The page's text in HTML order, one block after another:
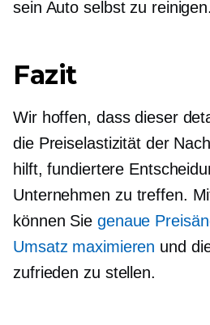
sein Auto selbst zu reinigen.
Fazit
Wir hoffen, dass dieser
die Preiselastizität der
hilft, fundiertere
Unternehmen zu treffen.
können Sie genaue
Umsatz maximieren und
zufrieden zu stellen.